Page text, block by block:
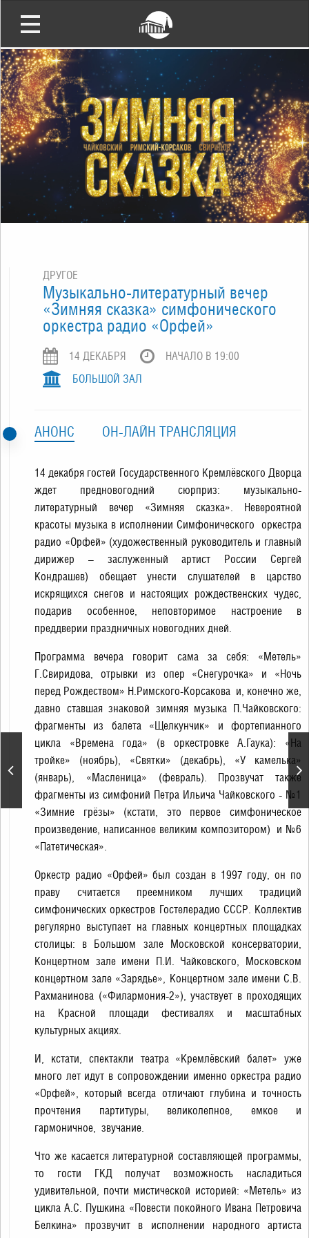
Премия Российского
общества «Знание»
ДРУГОЕ
Музыкально-литературный вечер
«Зимняя сказка» симфонического
оркестра радио «Орфей»
14 ДЕКАБРЯ
НАЧАЛО В 19:00
БОЛЬШОЙ ЗАЛ
АНОНС ОН-ЛАЙН ТРАНСЛЯЦИЯ
14 декабря гостей Государственного Кремлёвского Дворца
ждет предновогодний сюрприз: музыкально-
литературный вечер «Зимняя сказка». Невероятной
красоты музыка в исполнении Симфонического оркестра
радио «Орфей» (художественный руководитель и главный
дирижер – заслуженный артист России Сергей
Кондрашев) обещает унести слушателей в царство
искрящихся снегов и настоящих рождественских чудес,
подарив особенное, неповторимое настроение в
преддверии праздничных новогодних дней.
Программа вечера говорит сама за себя: «Метель»
Г.Свиридова, отрывки из опер «Снегурочка» и «Ночь
перед Рождеством» Н.Римского-Корсакова и, конечно же,
давно ставшая знаковой зимняя музыка П.Чайковского:
фрагменты из балета «Щелкунчик» и фортепианного
цикла «Времена года» (в оркестровке А.Гаука): «На
тройке» (ноябрь), «Святки» (декабрь), «У камелька»
(январь), «Масленица» (февраль). Прозвучат также
фрагменты из симфоний Петра Ильича Чайковского - №1
«Зимние грёзы» (кстати, это первое симфоническое
произведение, написанное великим композитором) и №6
«Патетическая».
Оркестр радио «Орфей» был создан в 1997 году, он по
праву считается преемником лучших традиций
симфонических оркестров Гостелерадио СССР. Коллектив
регулярно выступает на главных концертных площадках
столицы: в Большом зале Московской консерватории,
Концертном зале имени П.И. Чайковского, Московском
концертном зале «Зарядье», Концертном зале имени С.В.
Рахманинова («Филармония-2»), участвует в проходящих
на Красной площади фестивалях и масштабных
культурных акциях.
И, кстати, спектакли театра «Кремлёвский балет» уже
много лет идут в сопровождении именно оркестра радио
«Орфей», который всегда отличают глубина и точность
прочтения партитуры, великолепное, емкое и
гармоничное, звучание.
Что же касается литературной составляющей программы,
то гости ГКД получат возможность насладиться
удивительной, почти мистической историей: «Метель» из
цикла А.С. Пушкина «Повести покойного Ивана Петровича
Белкина» прозвучит в исполнении народного артиста